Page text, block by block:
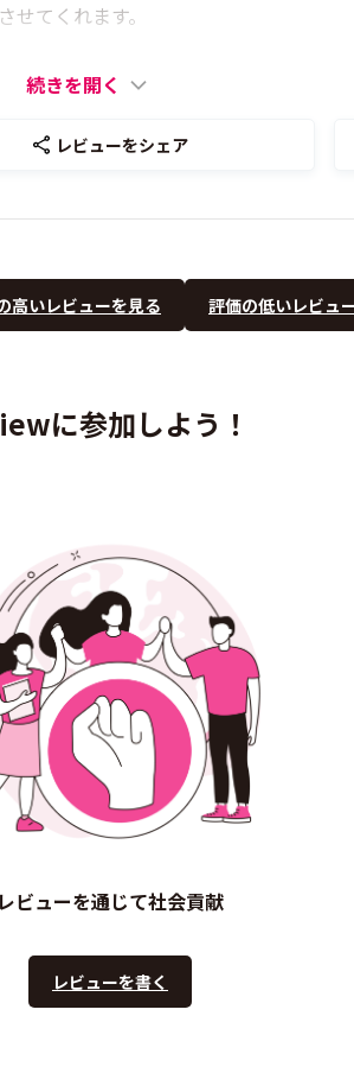
てくれます。
続きを開く
レビューをシェア
高いレビューを見る 評価の低いレビュ
に参加しよう！
レビューを通じて社会貢献
レビューを書く